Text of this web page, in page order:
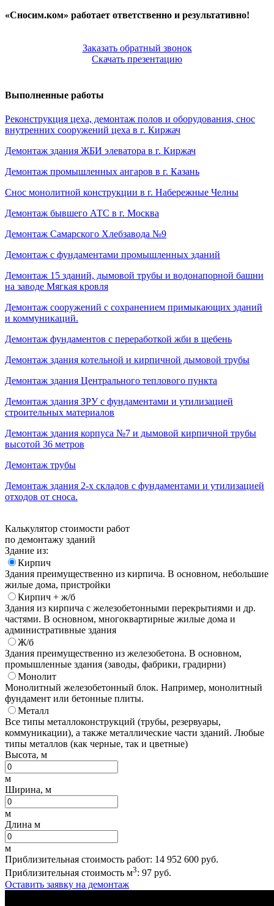
«Сносим.ком» работает ответственно и результативно!
Заказать обратный звонок
Скачать презентацию
Выполненные работы
Реконструкция цеха, демонтаж полов и оборудования, снос
внутренних сооружений цеха в г. Киржач
Демонтаж здания ЖБИ элеватора в г. Киржач
Демонтаж промышленных ангаров в г. Казань
Снос монолитной конструкции в г. Набережные Челны
Демонтаж бывшего АТС в г. Москва
Демонтаж Самарского Хлебзавода №9
Демонтаж с фундаментами промышленных зданий
Демонтаж 15 зданий, дымовой трубы и водонапорной башни
на заводе Мягкая кровля
Демонтаж сооружений с сохранением примыкающих зданий
и коммуникаций.
Демонтаж фундаментов с переработкой жби в щебень
Демонтаж здания котельной и кирпичной дымовой трубы
Демонтаж здания Центрального теплового пункта
Демонтаж здания ЗРУ с фундаментами и утилизацией
строительных материалов
Демонтаж здания корпуса №7 и дымовой кирпичной трубы
высотой 36 метров
Демонтаж трубы
Демонтаж здания 2-х складов с фундаментами и утилизацией
отходов от сноса.
Калькулятор стоимости работ
по демонтажу зданий
Здание из:
Кирпич
Здания преимущественно из кирпича. В основном, небольшие
жилые дома, пристройки
Кирпич + ж/б
Здания из кирпича с железобетонными перекрытиями и др.
частями. В основном, многоквартирные жилые дома и
административные здания
Ж/б
Здания преимущественно из железобетона. В основном,
промышленные здания (заводы, фабрики, градирни)
Монолит
Монолитный железобетонный блок. Например, монолитный
фундамент или бетонные плиты.
Металл
Все типы металлоконструкций (трубы, резервуары,
коммуникации), а также металлические части зданий. Любые
типы металлов (как черные, так и цветные)
Высота, м
м
Ширина, м
м
Длина м
м
Приблизительная стоимость работ: 14 952 600 руб.
Приблизительная стоимость м3: 97 руб.
Оставить заявку на демонтаж